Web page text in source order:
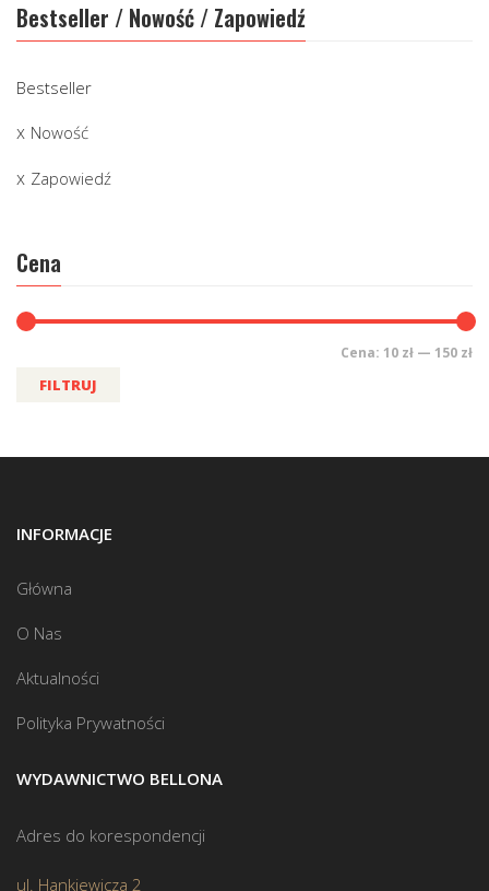
Bestseller / Nowość / Zapowiedź
Bestseller
Nowość
Zapowiedź
Cena
FILTRUJ
Cena: 10 zł — 150 zł
INFORMACJE
Główna
O Nas
Aktualności
Polityka Prywatności
WYDAWNICTWO BELLONA
Adres do korespondencji
ul. Hankiewicza 2